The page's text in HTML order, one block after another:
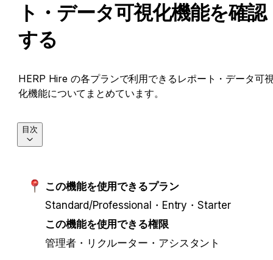
ト・データ可視化機能を確認
する
HERP Hire の各プランで利用できるレポート・データ可
化機能についてまとめています。
この機能を使用できるプラン
Standard/Professional・Entry・Starter
この機能を使用できる権限
管理者・リクルーター・アシスタント
目次